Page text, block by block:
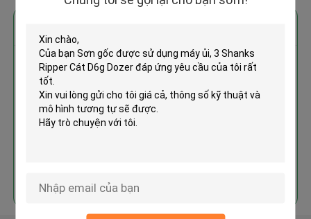
Sơn gốc được sử dụng máy ủi, 3